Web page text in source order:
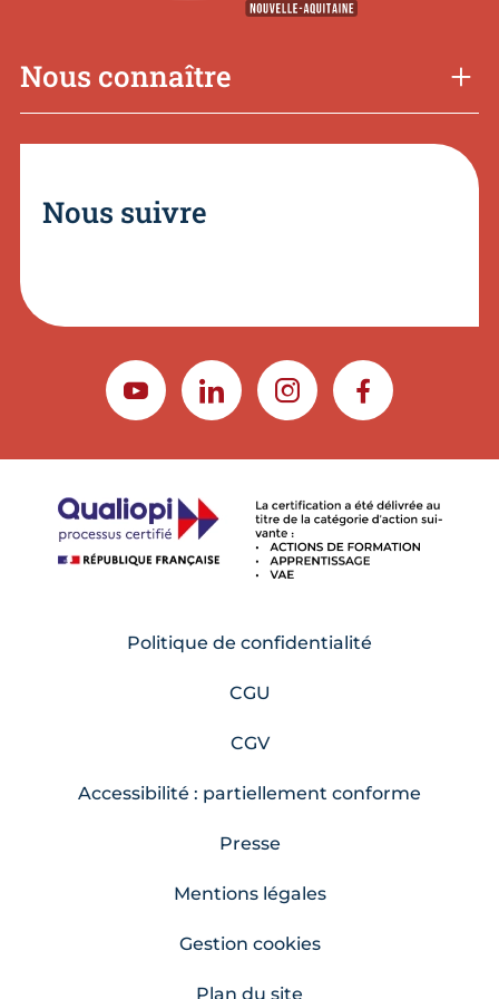
Nous connaître
Nous suivre
YOUTUBELINKEDININSTAGRAMFACEBOOK
Politique de confidentialité
CGU
CGV
Accessibilité : partiellement conforme
Presse
Mentions légales
Gestion cookies
Plan du site